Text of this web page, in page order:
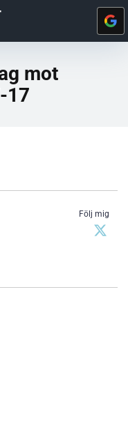
mot
17
Följ mig